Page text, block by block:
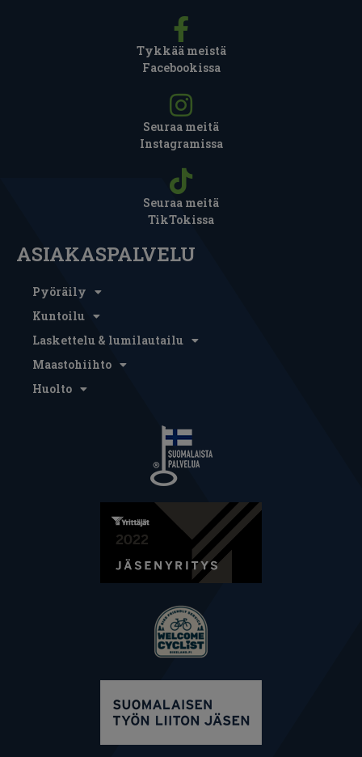
Tykkää meistä
Facebookissa
Seuraa meitä
Instagramissa
Seuraa meitä
TikTokissa
ASIAKASPALVELU
Pyöräily
Kuntoilu
Laskettelu & lumilautailu
Maastohiihto
Huolto